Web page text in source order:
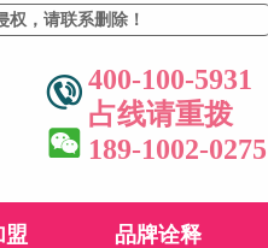
系删除！
400-100-5931
占线请重拨
189-1002-0275
盟 品牌诠释